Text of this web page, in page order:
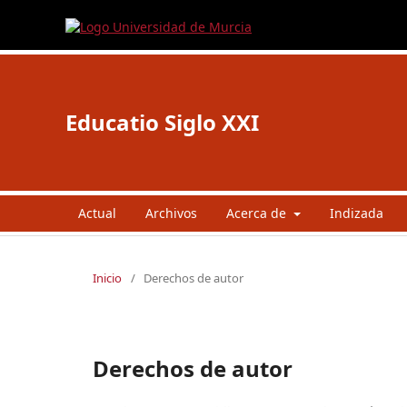
Educatio Siglo XXI
Actual Archivos Acerca de Indizada
Inicio / Derechos de autor
Derechos de autor